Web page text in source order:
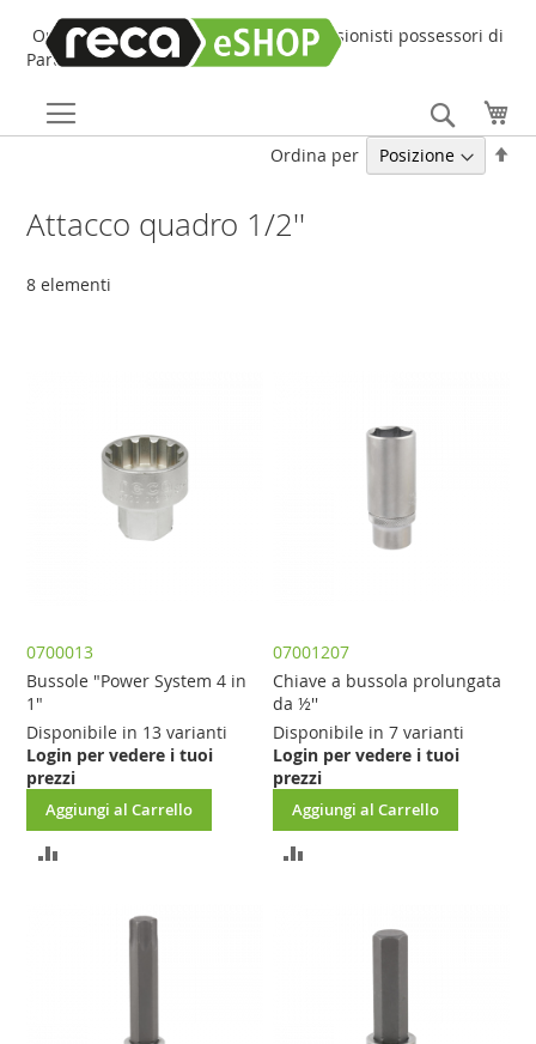
Online Shop online dedicato ai professionisti possessori di
Partita IVA!
Search
Attacco quadro 1/2''
8 elementi
Ordina per
0700013
Bussole "Power System 4 in
1"
Disponibile in 13 varianti
Login per vedere i tuoi
prezzi
Aggiungi al Carrello
AGGIUNGI
CONFRONTO
07001207
Chiave a bussola prolungata
da ½''
Disponibile in 7 varianti
Login per vedere i tuoi
prezzi
Aggiungi al Carrello
CONFRONTO